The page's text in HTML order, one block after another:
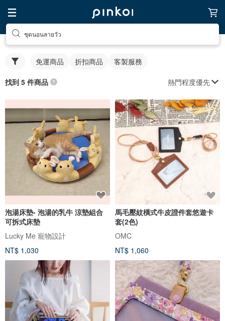
ชุดนอนลายวัว
免運商品 折扣商品 客製服務
找到 5 件商品 熱門程度優先
泡湯床墊- 泡湯的乳牛 涼墊組合
可拆式床墊
Lucky Me 寵物設計
NT$ 1,030
馬毛壓紋橫式牛皮證件套悠遊卡
套(2色)
OMC
NT$ 1,060